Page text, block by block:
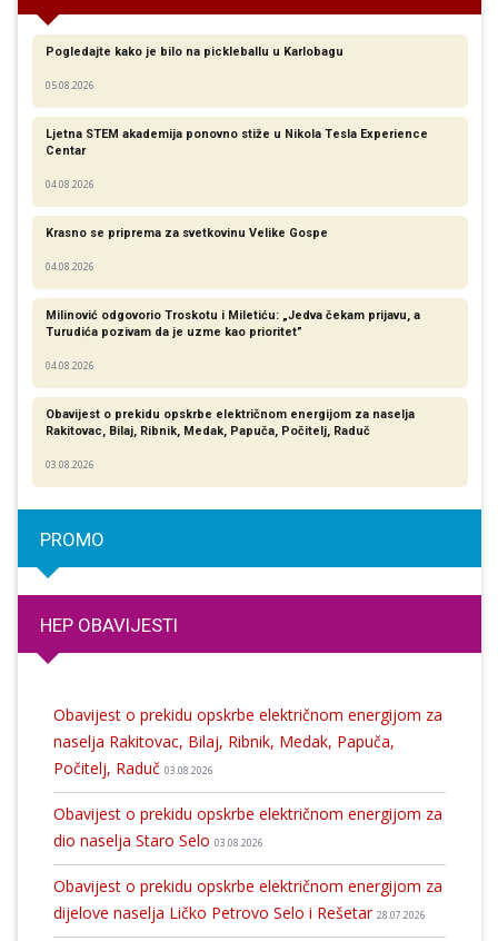
Pogledajte kako je bilo na pickleballu u Karlobagu
05.08.2026
Ljetna STEM akademija ponovno stiže u Nikola Tesla Experience
Centar
04.08.2026
Krasno se priprema za svetkovinu Velike Gospe
04.08.2026
Milinović odgovorio Troskotu i Miletiću: „Jedva čekam prijavu, a
Turudića pozivam da je uzme kao prioritet”
04.08.2026
Obavijest o prekidu opskrbe električnom energijom za naselja
Rakitovac, Bilaj, Ribnik, Medak, Papuča, Počitelj, Raduč
03.08.2026
PROMO
HEP OBAVIJESTI
Obavijest o prekidu opskrbe električnom energijom za
naselja Rakitovac, Bilaj, Ribnik, Medak, Papuča,
Počitelj, Raduč 03.08.2026
Obavijest o prekidu opskrbe električnom energijom za
dio naselja Staro Selo 03.08.2026
Obavijest o prekidu opskrbe električnom energijom za
dijelove naselja Ličko Petrovo Selo i Rešetar 28.07.2026